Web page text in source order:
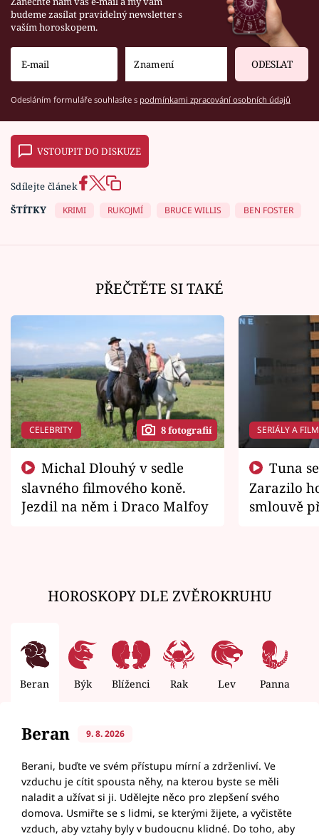
budeme zasílat pravidelný newsletter s
vaším horoskopem.
ODESLAT
Odesláním formuláře souhlasíte s podmínkami zpracování osobních údajů
VSTOUPIT DO DISKUZE
Sdílejte článek
ŠTÍTKY
KRIMI RUKOJMÍ BRUCE WILLIS BEN FOSTER
PŘEČTĚTE SI TAKÉ
CELEBRITY 8 fotografií
slavného filmového koně.
Jezdil na něm i Draco Malfoy
SERIÁLY A
Zarazilo
smlouvě
HOROSKOPY DLE ZVĚROKRUHU
Beran Býk Blíženci Rak Lev Panna
Beran 9. 8. 2026
Berani, buďte ve svém přístupu mírní a zdrženliví. Ve
vzduchu je cítit spousta něhy, na kterou byste se měli
naladit a užívat si ji. Udělejte něco pro zlepšení svého
domova. Usmiřte se s lidmi, se kterými žijete, a vyčistěte
vzduch, aby vztahy byly v budoucnu klidné. Do toho, aby